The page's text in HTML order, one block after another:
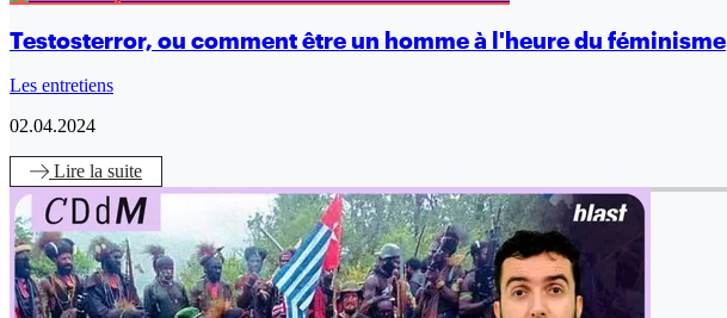
Testosterror, ou comment être un homme à l'heure du féminisme
Les entretiens
02.04.2024
Lire la suite